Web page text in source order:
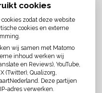
cookies
zodat deze website
cookies en externe
wij samen met Matomo
inhoud werken wij
en Reviews), YouTube,
(Twitter), Qualizorg,
Deze partijen
adres verwerken.